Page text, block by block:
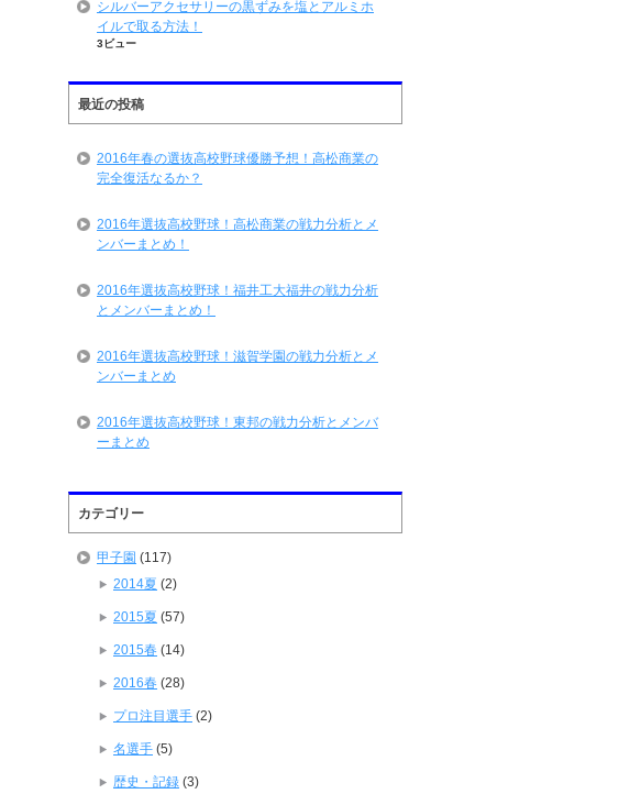
シルバーアクセサリーの黒ずみを塩とアルミホ
イルで取る方法！
3ビュー
最近の投稿
2016年春の選抜高校野球優勝予想！高松商業の
完全復活なるか？
2016年選抜高校野球！高松商業の戦力分析とメ
ンバーまとめ！
2016年選抜高校野球！福井工大福井の戦力分析
とメンバーまとめ！
2016年選抜高校野球！滋賀学園の戦力分析とメ
ンバーまとめ
2016年選抜高校野球！東邦の戦力分析とメンバ
ーまとめ
カテゴリー
甲子園 (117)
2014夏 (2)
2015夏 (57)
2015春 (14)
2016春 (28)
プロ注目選手 (2)
名選手 (5)
歴史・記録 (3)